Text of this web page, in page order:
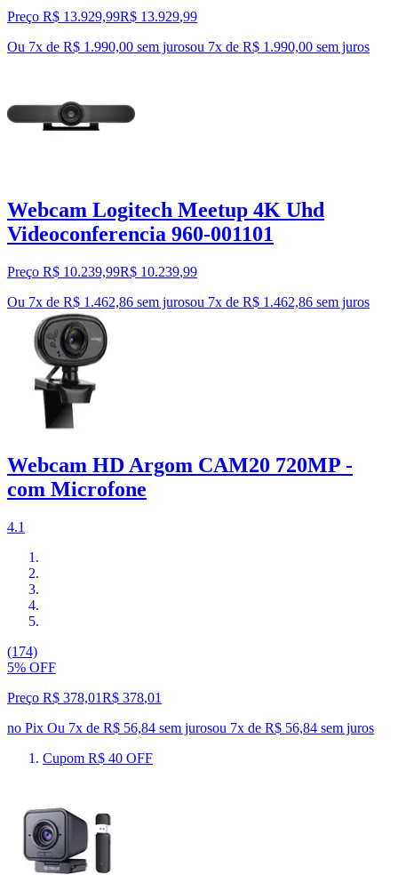
Preço R$ 13.929,99R$ 13.929,99
Ou 7x de R$ 1.990,00 sem jurosou 7x de R$ 1.990,00 sem juros
Webcam Logitech Meetup 4K Uhd
Videoconferencia 960-001101
Preço R$ 10.239,99R$ 10.239,99
Ou 7x de R$ 1.462,86 sem jurosou 7x de R$ 1.462,86 sem juros
Webcam HD Argom CAM20 720MP -
com Microfone
4.1
(174)
5% OFF
Preço R$ 378,01R$ 378,01
no Pix Ou 7x de R$ 56,84 sem jurosou 7x de R$ 56,84 sem juros
Cupom R$ 40 OFF